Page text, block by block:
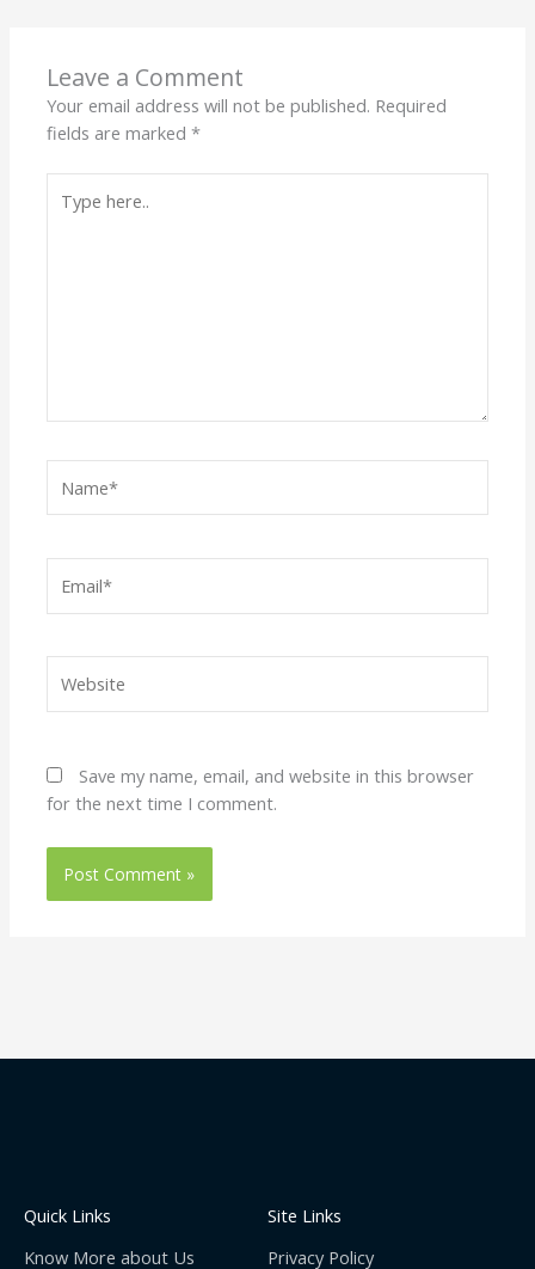
Leave a Comment
Your email address will not be published. Required
fields are marked*
here..
Save my name, email, and website in this browser
for the next time I comment.
Quick Links
Know More about Us
Site Links
Privacy Policy